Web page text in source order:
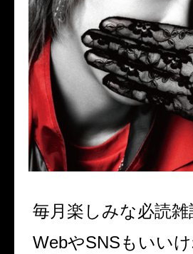
毎月楽しみな必読
WebやSNSもいい